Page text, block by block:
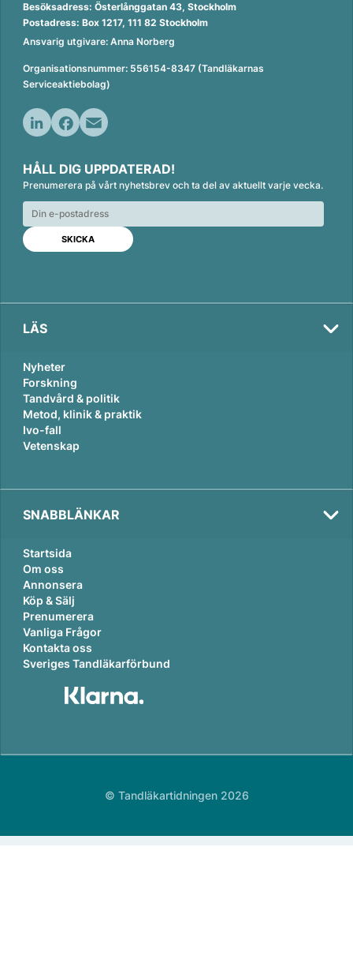
Besöksadress: Österlånggatan 43, Stockholm
Postadress: Box 1217, 111 82 Stockholm
Ansvarig utgivare: Anna Norberg
Organisationsnummer: 556154-8347 (Tandläkarnas
Serviceaktiebolag)
n
k
e
d
n
c
e
b
o
o
k
a
i
l
HÅLL DIG UPPDATERAD!
Prenumerera på vårt nyhetsbrev och ta del av aktuellt varje vecka.
LÄS
Nyheter
Forskning
Tandvård & politik
Metod, klinik & praktik
Ivo-fall
Vetenskap
SNABBLÄNKAR
Startsida
Om oss
Annonsera
Köp & Sälj
Prenumerera
Vanliga Frågor
Kontakta oss
Sveriges Tandläkarförbund
© Tandläkartidningen 2026